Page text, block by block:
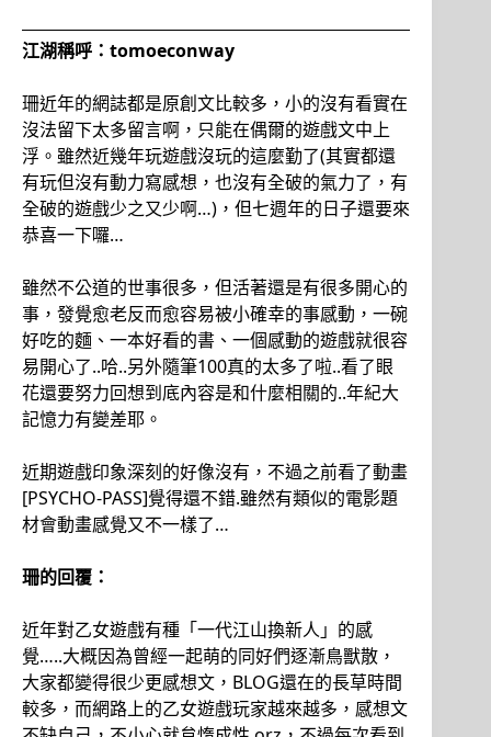
江湖稱呼：tomoeconway
珊近年的網誌都是原創文比較多，小的沒有看實在
沒法留下太多留言啊，只能在偶爾的遊戲文中上
浮。雖然近幾年玩遊戲沒玩的這麼勤了(其實都還
有玩但沒有動力寫感想，也沒有全破的氣力了，有
全破的遊戲少之又少啊…)，但七週年的日子還要來
恭喜一下囉…
雖然不公道的世事很多，但活著還是有很多開心的
事，發覺愈老反而愈容易被小確幸的事感動，一碗
好吃的麵、一本好看的書、一個感動的遊戲就很容
易開心了..哈..另外隨筆100真的太多了啦..看了眼
花還要努力回想到底內容是和什麼相關的..年紀大
記憶力有變差耶。
近期遊戲印象深刻的好像沒有，不過之前看了動畫
[PSYCHO-PASS]覺得還不錯.雖然有類似的電影題
材會動畫感覺又不一樣了…
珊的回覆：
近年對乙女遊戲有種「一代江山換新人」的感
覺…..大概因為曾經一起萌的同好們逐漸鳥獸散，
大家都變得很少更感想文，BLOG還在的長草時間
較多，而網路上的乙女遊戲玩家越來越多，感想文